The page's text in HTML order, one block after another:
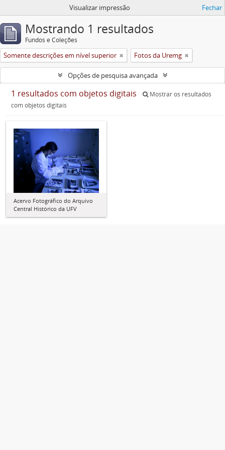
Visualizar impressão Fechar
Mostrando 1 resultados
Fundos e Coleções
Somente descrições em nível superior Fotos da Uremg
Opções de pesquisa avançada
1 resultados com objetos digitais
Mostrar os resultados
com objetos digitais
Acervo Fotográfico do Arquivo
Central Histórico da UFV